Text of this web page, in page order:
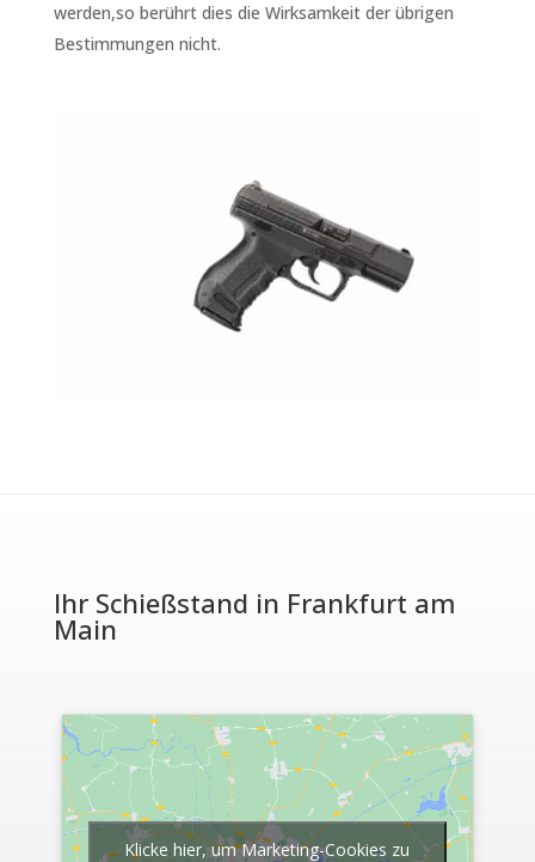
werden,so berührt dies die Wirksamkeit der übrigen
Bestimmungen nicht.
Ihr Schießstand in Frankfurt am
Main
Klicke hier, um Marketing-Cookies zu